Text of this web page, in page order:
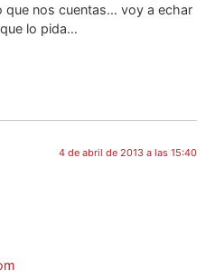
que nos cuentas… voy a echar
lo pida…
4 de abril de 2013 a las 15:40